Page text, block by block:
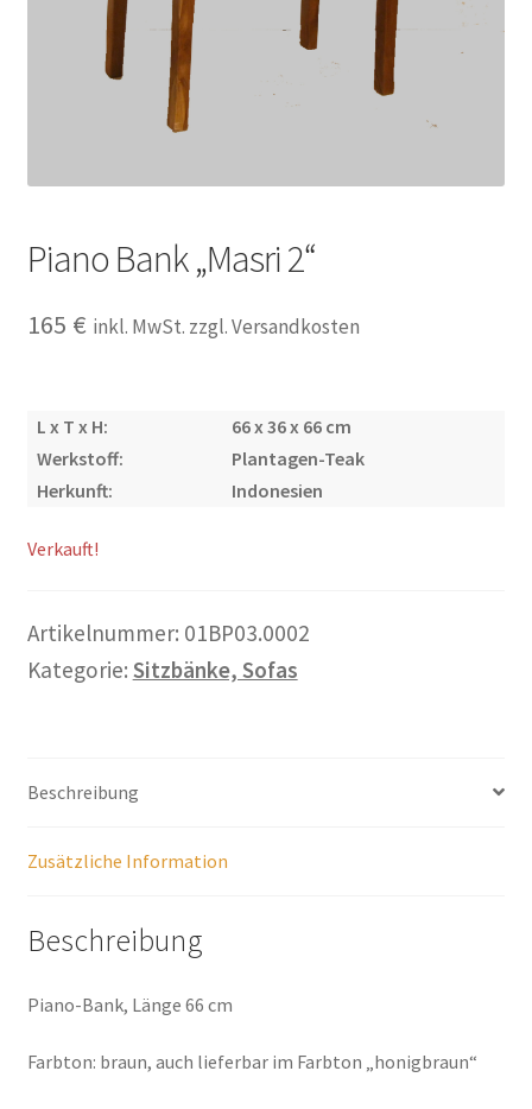
Impressum
Kontakt
Versandarten
Versandkosten und Zahlungsbedingungen
Warenkorb
Widerrufsbelehrung
Wohnzimmertisch mit Stühlen
Piano Bank „Masri 2“
165 € inkl. MwSt. zzgl. Versandkosten
L x T x H:
66 x 36 x 66 cm
Werkstoff:
Plantagen-Teak
Herkunft:
Indonesien
Verkauft!
Artikelnummer: 01BP03.0002
Kategorie: Sitzbänke, Sofas
Beschreibung
Zusätzliche Information
Beschreibung
Piano-Bank, Länge 66 cm
Farbton: braun, auch lieferbar im Farbton „honigbraun“